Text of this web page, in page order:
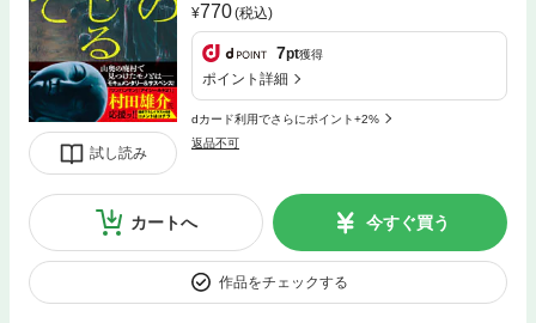
試し読み
770(税込)
7pt獲得
ポイント詳細
dカード利用でさらにポイント+2%
返品不可
カートへ 今すぐ買う
作品をチェックする